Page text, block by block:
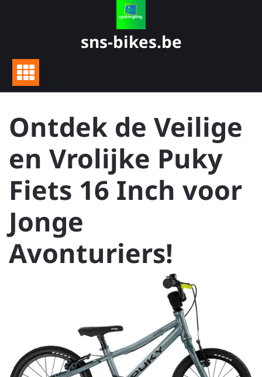
sns-bikes.be
Ontdek de Veilige
en Vrolijke Puky
Fiets 16 Inch voor
Jonge
Avonturiers!